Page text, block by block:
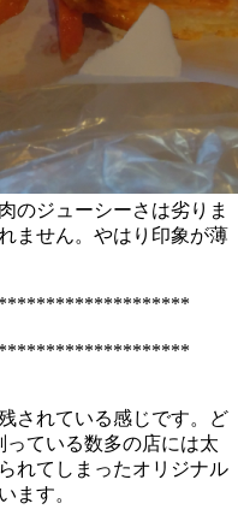
のジューシーさは劣りま
ません。やはり印象が薄
されている感じです。ど
ている数多の店には太
れてしまったオリジナル
ます。